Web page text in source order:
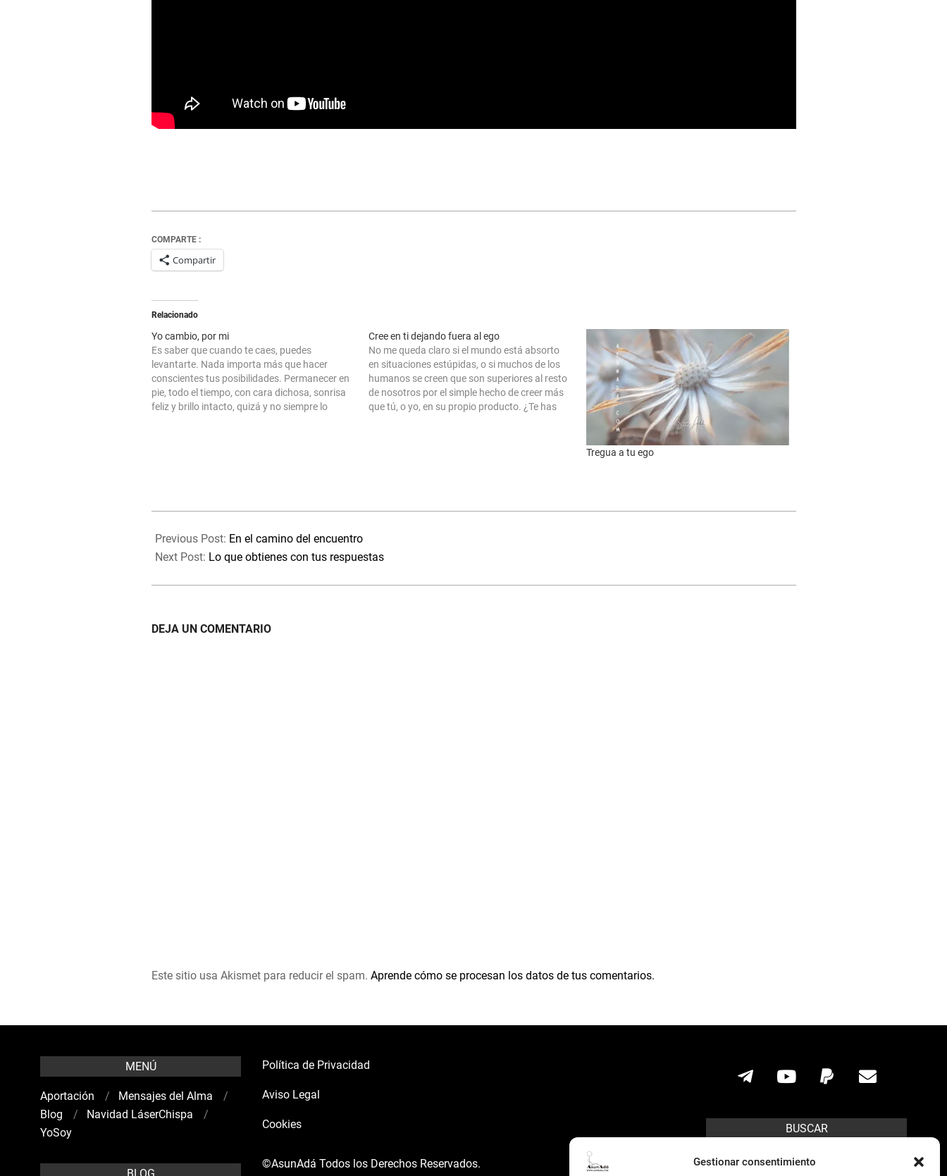
Gestionar consentimiento
COMPARTE :
Compartir
Relacionado
Yo cambio, por mi
Es saber que cuando te caes, puedes
levantarte. Nada importa más que hacer
conscientes tus posibilidades. Permanecer en
pie, todo el tiempo, con cara dichosa, sonrisa
feliz y brillo intacto, quizá y no siempre lo
Cree en ti dejando fuera al ego
No me queda claro si el mundo está absorto
en situaciones estúpidas, o si muchos de los
humanos se creen que son superiores al resto
de nosotros por el simple hecho de creer más
que tú, o yo, en su propio producto. ¿Te has
Tregua a tu ego
01-
26
Previous Post: En el camino del encuentro
Next Post: Lo que obtienes con tus respuestas
DEJA UN COMENTARIO
Este sitio usa Akismet para reducir el spam. Aprende cómo se procesan los datos de tus comentarios.
MENÚ
Aportación
Mensajes del Alma
Blog
Navidad LáserChispa
YoSoy
BLOG
Política de Privacidad
Aviso Legal
Cookies
©AsunAdá Todos los Derechos Reservados.
BUSCAR
Search